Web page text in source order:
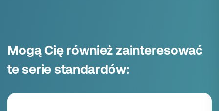
Mogą Cię również zainteresować
te serie standardów: